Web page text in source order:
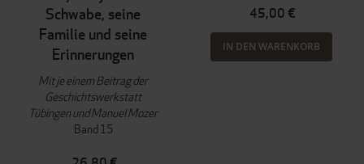
Schwabe, seine
Familie und seine
Erinnerungen
Mit je einem Beitrag der
Geschichtswerkstatt
Tübingen und Manuel Mozer
Band 15
45,00 €
IN DEN WARENKORB